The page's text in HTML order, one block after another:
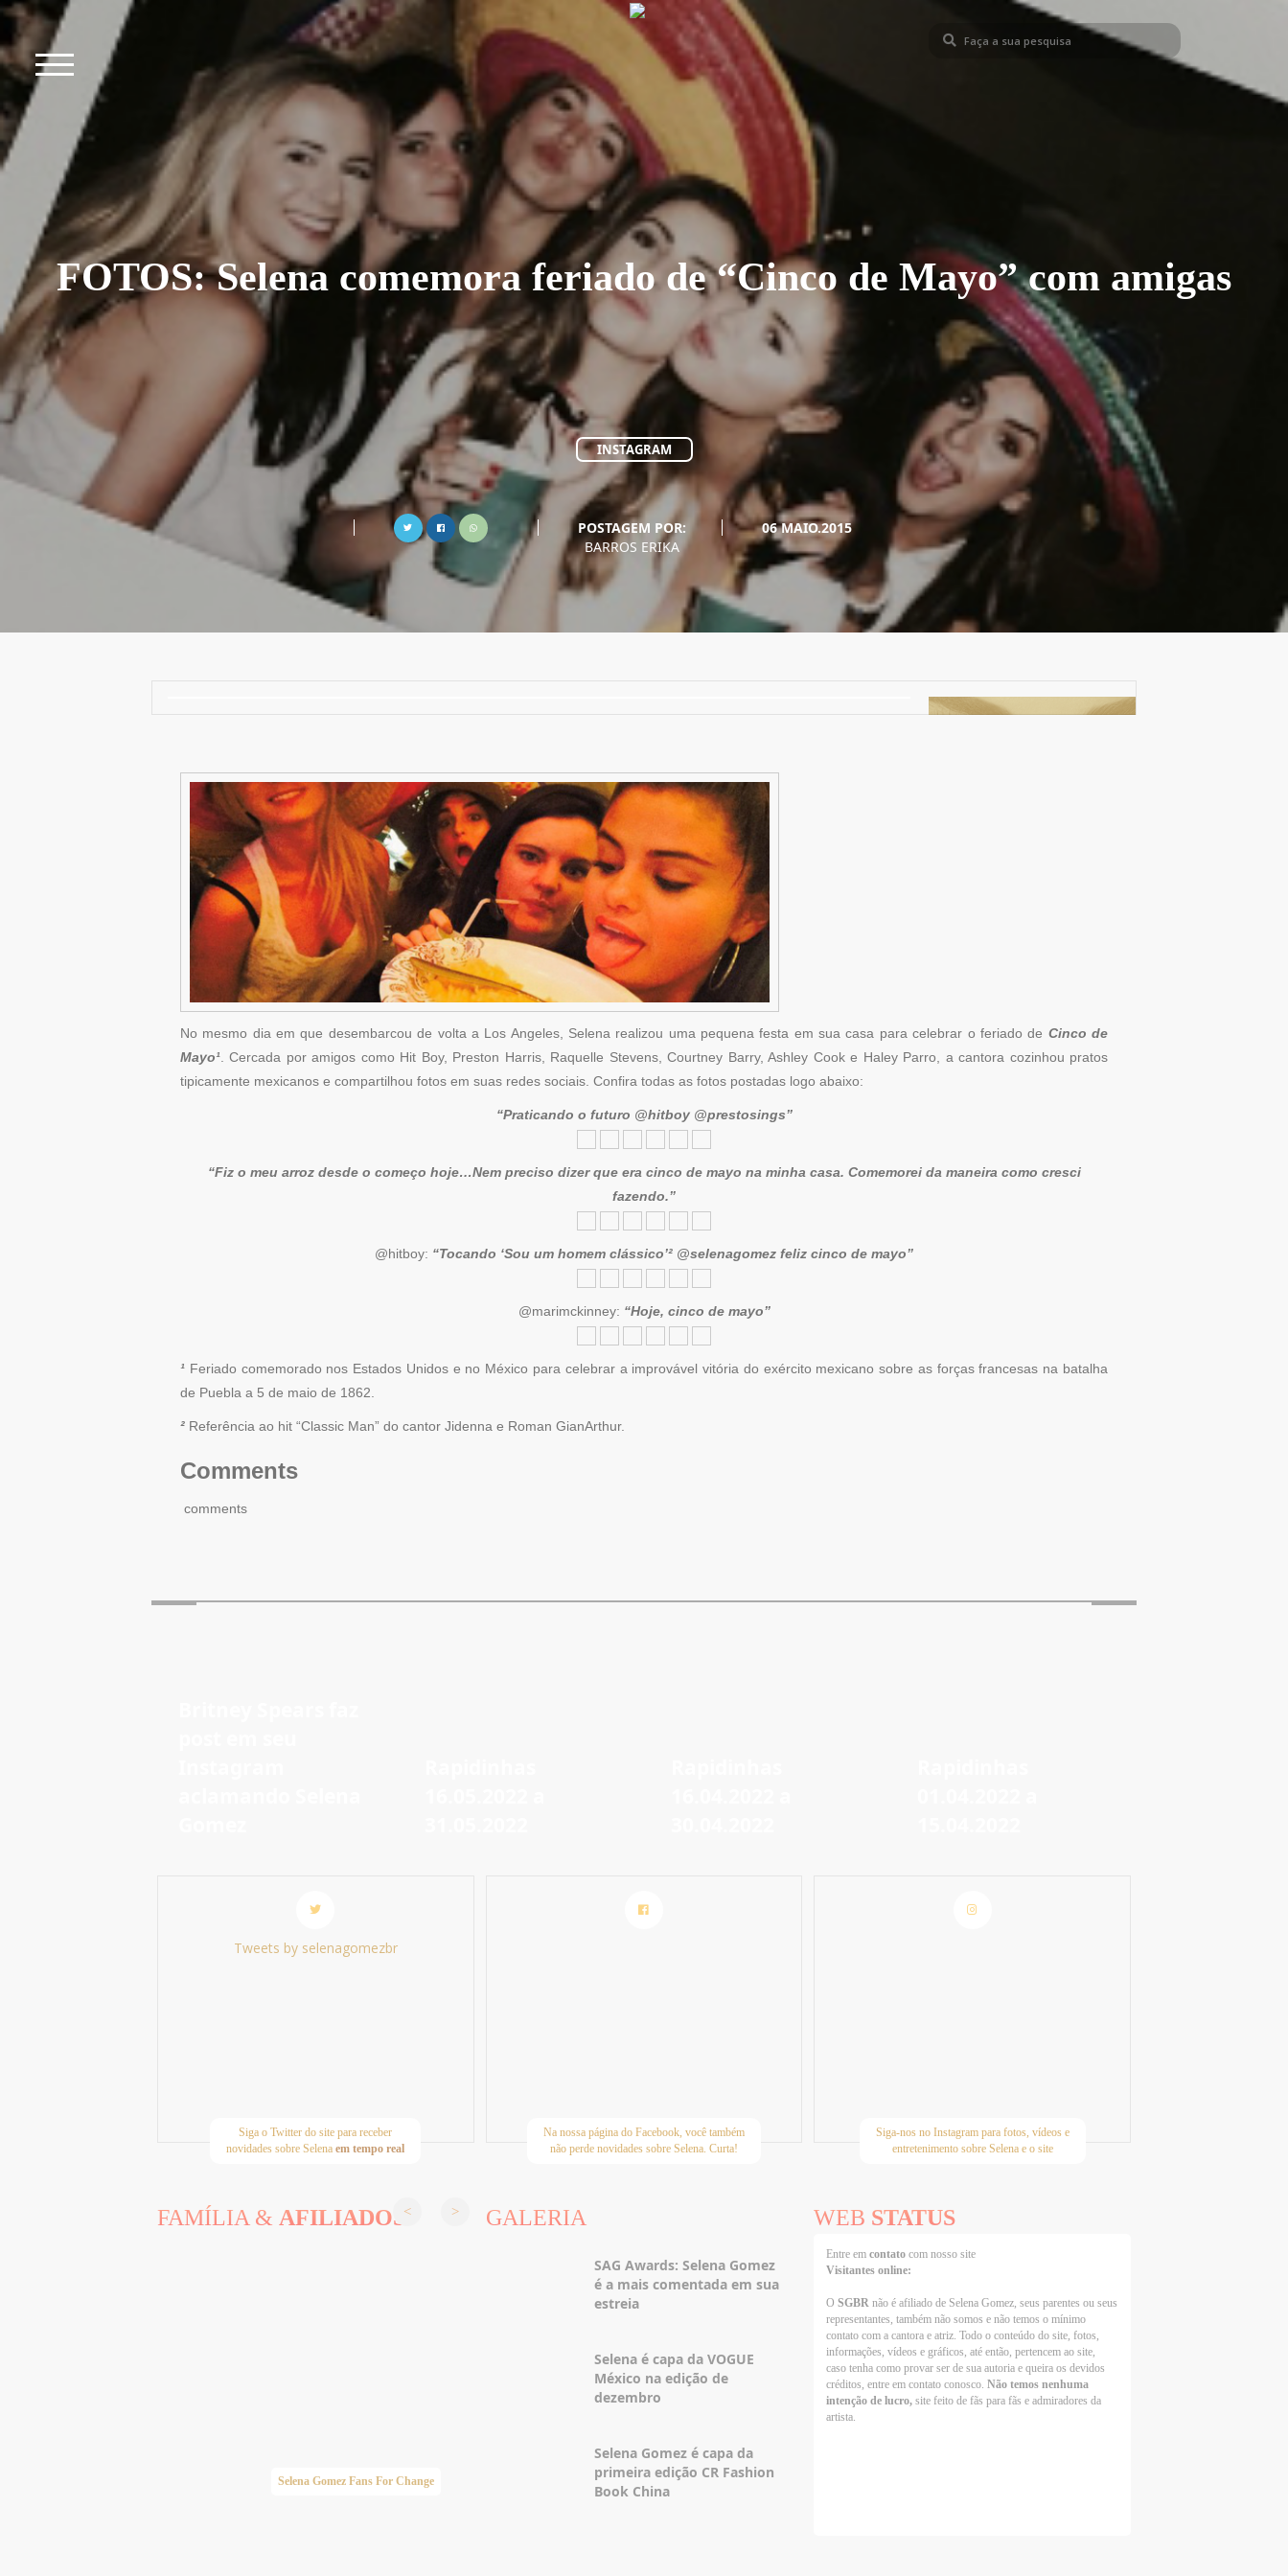
FOTOS: Selena comemora feriado de “Cinco de Mayo” com amigas
INSTAGRAM
POSTAGEM POR:
BARROS ERIKA
06 MAIO.2015
No mesmo dia em que desembarcou de volta a Los Angeles, Selena realizou uma pequena festa em sua casa para celebrar o feriado de Cinco de
Mayo¹ . Cercada por amigos como Hit Boy, Preston Harris, Raquelle Stevens, Courtney Barry, Ashley Cook e Haley Parro, a cantora cozinhou pratos
tipicamente mexicanos e compartilhou fotos em suas redes sociais. Confira todas as fotos postadas logo abaixo:
“Praticando o futuro @hitboy @prestosings”
“Fiz o meu arroz desde o começo hoje…Nem preciso dizer que era cinco de mayo na minha casa. Comemorei da maneira como cresci
fazendo.”
@hitboy: “Tocando ‘Sou um homem clássico’² @selenagomez feliz cinco de mayo”
@marimckinney: “Hoje, cinco de mayo”
¹ Feriado comemorado nos Estados Unidos e no México para celebrar a improvável vitória do exército mexicano sobre as forças francesas na batalha
de Puebla a 5 de maio de 1862.
² Referência ao hit “Classic Man” do cantor Jidenna e Roman GianArthur.
Comments
comments
Tweets by selenagomezbr
Siga o Twitter do site para receber
novidades sobre Selenaem tempo real
Na nossa página do Facebook, você também
não perde novidades sobre Selena. Curta!
Siga-nos no Instagram para fotos, vídeos e
entretenimento sobre Selena e o site
FAMÍLIA & AFILIADOS
Selena Gomez Fans For Change Taylor Swift Brasil
GALERIA
SAG Awards: Selena Gomez
é a mais comentada em sua
estreia
Selena é capa da VOGUE
México na edição de
dezembro
Selena Gomez é capa da
primeira edição CR Fashion
Book China
WEB STATUS
Entre emcontatocom nosso site
Visitantes online:
OSGBR não é afiliado de Selena Gomez, seus parentes ou seus
representantes, também não somos e não temos o mínimo
contato com a cantora e atriz. Todo o conteúdo do site, fotos,
informações, vídeos e gráficos, até então, pertencem ao site,
caso tenha como provar ser de sua autoria e queira os devidos
créditos, entre em contato conosco.Não temos nenhuma
intenção de lucro,site feito de fãs para fãs e admiradores da
artista.